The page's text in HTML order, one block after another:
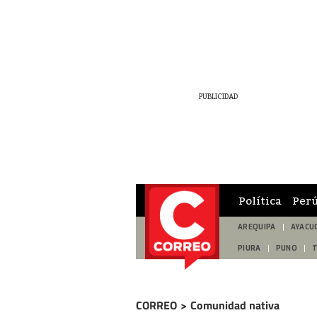
Política
AREQUIPA
PIURA PUNO
CORREO > Comunidad nativa